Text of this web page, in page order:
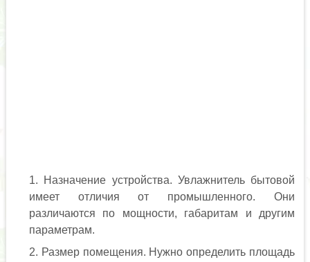
Назначение устройства. Увлажнитель бытовой
имеет отличия от промышленного. Они
различаются по мощности, габаритам и другим
параметрам.
Размер помещения. Нужно определить площадь